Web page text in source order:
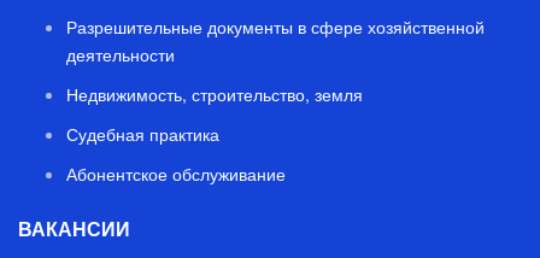
Разрешительные документы в сфере хозяйственной
деятельности
Недвижимость, строительство, земля
Судебная практика
Абонентское обслуживание
ВАКАНСИИ